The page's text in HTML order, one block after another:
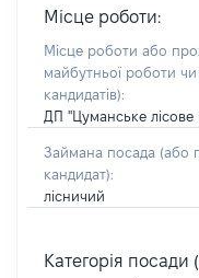
Місце роботи:
Місце роботи або
майбутньої роботи
кандидатів):
ДП "Цуманське лісове
Займана посада (або
кандидат):
лісничий
Категорія посади